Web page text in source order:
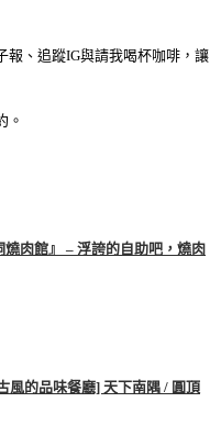
報、追蹤IG與請我喝杯咖啡，讓
。
肉館』 – 浮誇的自助吧，燒肉
風的品味餐廳] 天下南隅 / 圓頂